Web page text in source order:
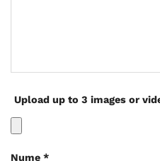
Upload up to 3 images or
Nume *